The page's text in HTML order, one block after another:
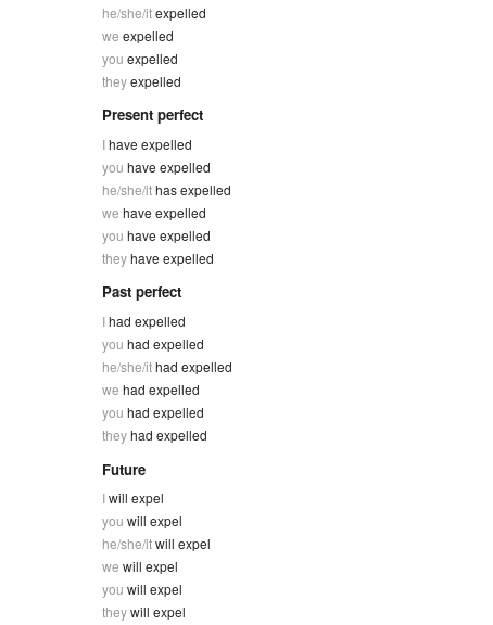
he/she/itexpelled
we expelled
you expelled
theyexpelled
Present perfect
Ihave expelled
you have expelled
he/she/ithas expelled
we have expelled
you have expelled
theyhave expelled
Past perfect
Ihad expelled
you had expelled
he/she/ithad expelled
we had expelled
you had expelled
theyhad expelled
Future
Iwill expel
you will expel
he/she/itwill expel
we will expel
you will expel
theywill expel